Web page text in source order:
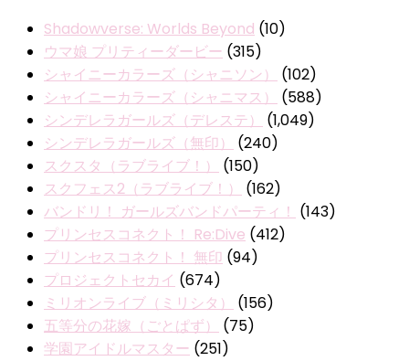
Shadowverse: Worlds Beyond (10)
ウマ娘 プリティーダービー (315)
シャイニーカラーズ（シャニソン）
(102)
シャイニーカラーズ（シャニマス）
(588)
シンデレラガールズ（デレステ）
(1,049)
シンデレラガールズ（無印）
(240)
スクスタ（ラブライブ！）
(150)
スクフェス2（ラブライブ！）
(162)
バンドリ！ ガールズバンドパーティ！ (143)
プリンセスコネクト！ Re:Dive (412)
プリンセスコネクト！ 無印 (94)
プロジェクトセカイ (674)
ミリオンライブ（ミリシタ）
(156)
五等分の花嫁（ごとぱず）
(75)
学園アイドルマスター (251)